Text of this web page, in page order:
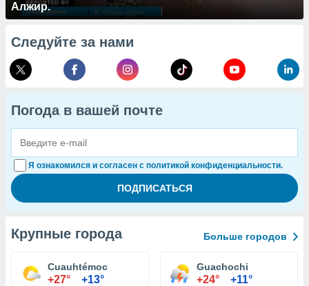
Алжир.
Следуйте за нами
Погода в вашей почте
Я ознакомился и согласен с политикой конфиденциальности.
Крупные города Больше городов
Cuauhtémoc
+27° +13°
Guachochi
+24° +11°